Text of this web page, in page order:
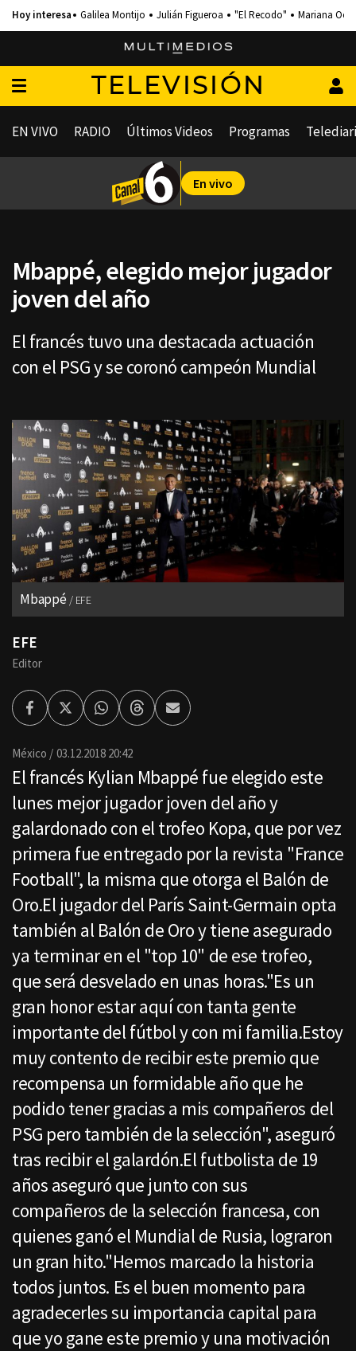
Galilea Montijo Julián Figueroa "El Recodo" Mariana
TELEVISIÓN
EN VIVO RADIO Últimos Videos Programas
En vivo
Mbappé, elegido mejor jugador
joven del año
El francés tuvo una destacada actuación
con el PSG y se coronó campeón Mundial
Mbappé EFE
EFE
Editor
FacebookTwitterWhatsappThreadsEnviar
por
México 03.12.2018 20:42
El francés Kylian Mbappé fue elegido este
lunes mejor jugador joven del año y
galardonado con el trofeo Kopa, que por vez
primera fue entregado por la revista "France
Football", la misma que otorga el Balón de
Oro.El jugador del París Saint-Germain opta
también al Balón de Oro y tiene asegurado
ya terminar en el "top 10" de ese trofeo,
que será desvelado en unas horas."Es un
gran honor estar aquí con tanta gente
importante del fútbol y con mi familia.Estoy
muy contento de recibir este premio que
recompensa un formidable año que he
podido tener gracias a mis compañeros del
PSG pero también de la selección", aseguró
tras recibir el galardón.El futbolista de 19
años aseguró que junto con sus
compañeros de la selección francesa, con
quienes ganó el Mundial de Rusia, lograron
un gran hito."Hemos marcado la historia
todos juntos. Es el buen momento para
agradecerles su importancia capital para
que yo gane este premio y una motivación